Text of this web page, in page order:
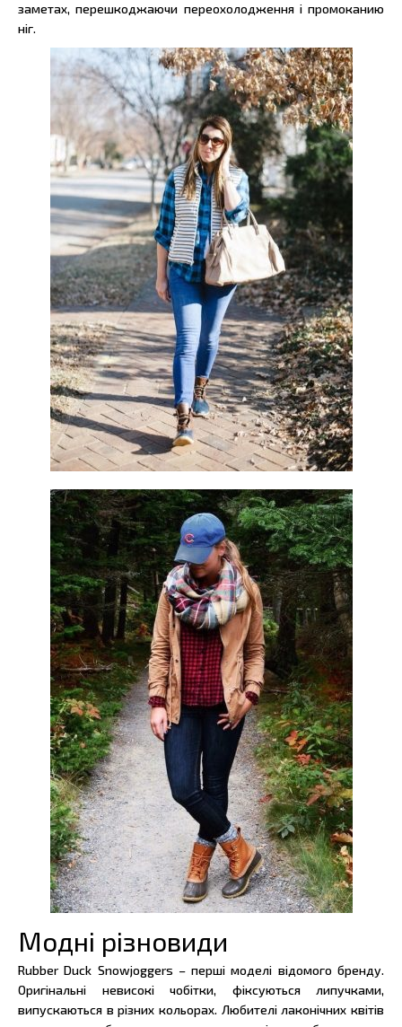
заметах, перешкоджаючи переохолодження і промоканию
ніг.
Модні різновиди
Rubber Duck Snowjoggers – перші моделі відомого бренду.
Оригінальні невисокі чобітки, фіксуються липучками,
випускаються в різних кольорах. Любителі лаконічних квітів